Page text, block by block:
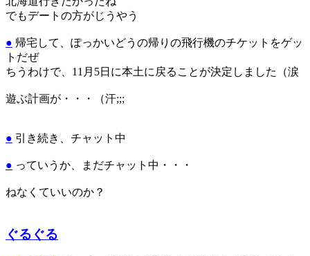
でもデートの方がじうやう
● 帰宅して、ぽっかいどうの帰りの飛行機のチケットをゲッ
トだぜ
ちうわけで、11月5日に本土に戻ることが決定しました（涙
遊ぶ計画が・・・（汗;;;
● 引き続き、チャット中
● っていうか、まだチャット中・・・
ねなくていいのか？
ぐるぐる